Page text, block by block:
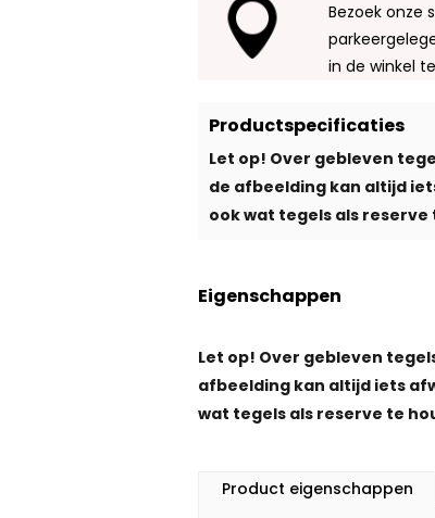
Bezoek onze
in de winkel
Productspecificaties
Let op! Over gebleven
de afbeelding kan altijd
ook wat tegels als
Eigenschappen
Let op! Over gebleven
afbeelding kan altijd iets
wat tegels als reserve te
Product eigenschappen